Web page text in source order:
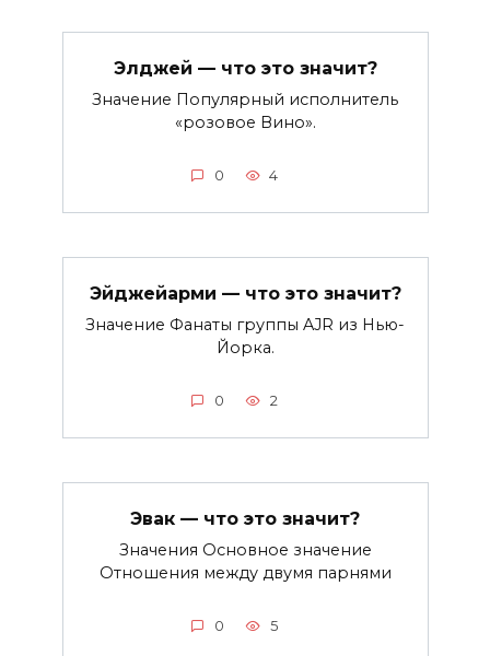
Элджей — что это значит?
Значение Популярный исполнитель
«розовое Вино».
0 4
Эйджейарми — что это значит?
Значение Фанаты группы AJR из Нью-
Йорка.
0 2
Эвак — что это значит?
Значения Основное значение
Отношения между двумя парнями
0 5